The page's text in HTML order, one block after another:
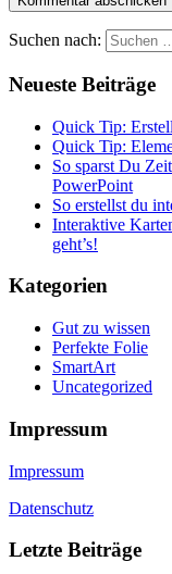
Suchen nach:
Neueste Beiträge
Quick Tip:
Quick Tip:
So sparst Du
PowerPoint
So erstellst du
Interaktive
geht’s!
Kategorien
Gut zu wissen
Perfekte Folie
SmartArt
Uncategorized
Impressum
Impressum
Datenschutz
Letzte Beiträge